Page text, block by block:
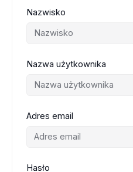
Nazwisko
Nazwa użytkownika
Adres email
Hasło